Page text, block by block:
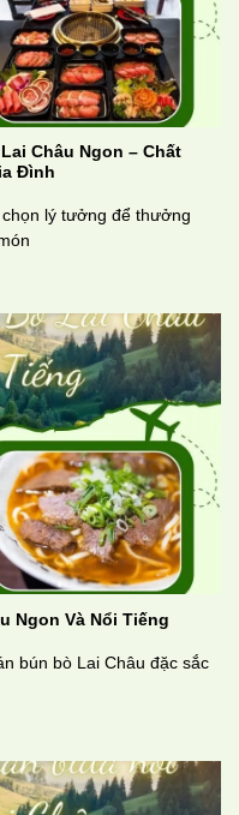
Châu Ngon – Chất
Đình
lý tưởng để thưởng
Ngon Và Nổi Tiếng
bún bò Lai Châu đặc sắc